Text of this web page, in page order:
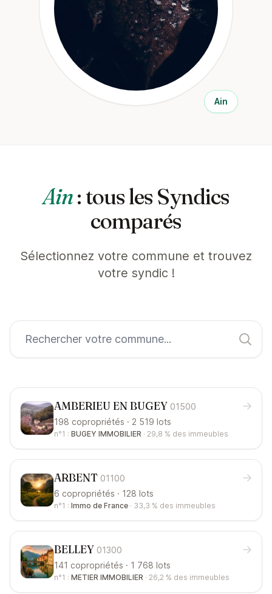
Ain
Ain: tous les Syndics
comparés
Sélectionnez votre commune et trouvez
votre syndic !
AMBERIEU EN BUGEY 01500
198 copropriétés · 2 519 lots
n°1 : BUGEY IMMOBILIER · 29,8 % des immeubles
ARBENT 01100
6 copropriétés · 128 lots
n°1 : Immo de France · 33,3 % des immeubles
BELLEY 01300
141 copropriétés · 1 768 lots
n°1 : METIER IMMOBILIER · 26,2 % des immeubles